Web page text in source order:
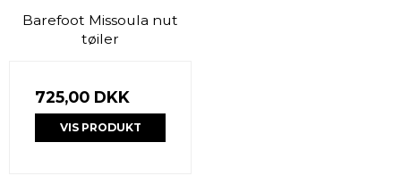
Barefoot Missoula nut
tøiler
725,00 DKK
VIS PRODUKT